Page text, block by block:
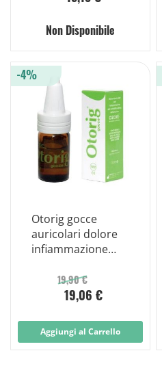
Non Disponibile
Otorig gocce
auricolari dolore
infiammazione
19,90 €
19,06 €
-4%
Aggiungi al Carrello